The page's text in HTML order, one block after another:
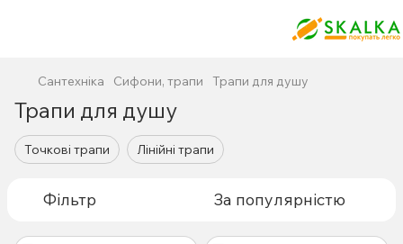
Сантехніка Сифони, трапи Трапи для душу
Трапи для душу
Точкові трапи Лінійні трапи
Фільтр За популярністю